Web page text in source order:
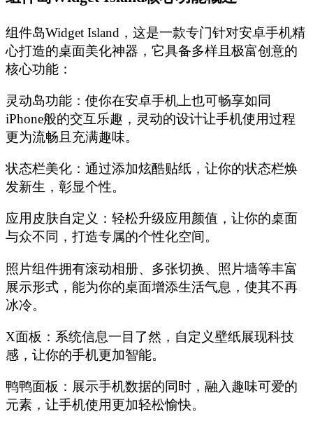
组件岛Widget Island，这是一款专门针对安卓手机精
心打造的桌面美化神器，它具备多样且极富创意的
核心功能：
灵动岛功能：使你在安卓手机上也可畅享如同
iPhone般的交互乐趣，灵动的设计让手机使用过程
更为流畅且充满趣味。
‌状态栏美化‌：通过添加炫酷贴纸，让你的状态栏焕
发新生，彰显个性。
‌应用皮肤自定义‌：轻松升级应用颜值，让你的桌面
与众不同，打造专属的个性化空间。
照片组件拥有滚动相册、多张切换、照片墙等丰富
展示形式，能为你的桌面增添生活气息，使其不再
冰冷。
‌X面板‌：系统信息一目了然，自定义壁纸展现科技
感，让你的手机更加智能。
‌鸭鸭面板‌：展示手机数据的同时，融入趣味可爱的
元素，让手机使用更加轻松愉快。